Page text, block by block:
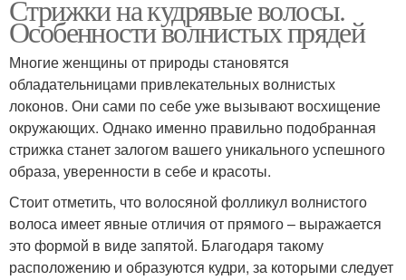
Стрижки на кудрявые волосы.
Особенности волнистых прядей
Многие женщины от природы становятся
обладательницами привлекательных волнистых
локонов. Они сами по себе уже вызывают восхищение
окружающих. Однако именно правильно подобранная
стрижка станет залогом вашего уникального успешного
образа, уверенности в себе и красоты.
Стоит отметить, что волосяной фолликул волнистого
волоса имеет явные отличия от прямого – выражается
это формой в виде запятой. Благодаря такому
расположению и образуются кудри, за которыми следует